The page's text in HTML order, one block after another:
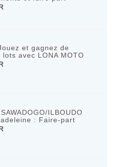
et gagnez de
lots avec LONA MOTO
ILBOUDO
: Faire-part